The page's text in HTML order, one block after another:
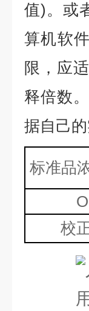
值)。或
算机软
限，应
释倍数
据自己
标准品
校